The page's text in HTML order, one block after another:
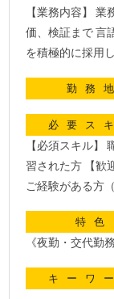
【業務内容】
価、検証まで 言
を積極的に採用
勤務
必要ス
【必須スキル】
習された方 【歓
ご経験がある方
特色
《夜勤・交代勤
キーワ